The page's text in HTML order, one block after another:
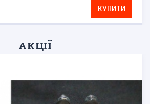
КУПИТИ
АКЦІЇ